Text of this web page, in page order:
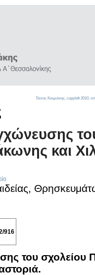
και
916
του σχολείου
Τάσος Κουράκης, copyleft 2010,